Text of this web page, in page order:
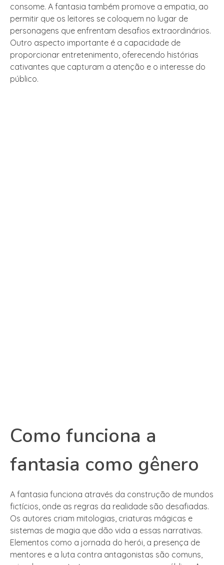
consome. A fantasia também promove a empatia, ao
permitir que os leitores se coloquem no lugar de
personagens que enfrentam desafios extraordinários.
Outro aspecto importante é a capacidade de
proporcionar entretenimento, oferecendo histórias
cativantes que capturam a atenção e o interesse do
público.
Como funciona a
fantasia como gênero
A fantasia funciona através da construção de mundos
fictícios, onde as regras da realidade são desafiadas.
Os autores criam mitologias, criaturas mágicas e
sistemas de magia que dão vida a essas narrativas.
Elementos como a jornada do herói, a presença de
mentores e a luta contra antagonistas são comuns,